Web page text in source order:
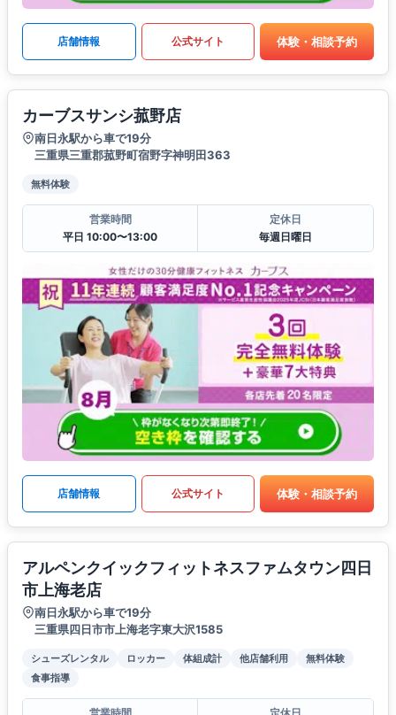
店舗情報 公式サイト 体験・相談予約
カーブスサンシ菰野店
南日永駅から車で19分
三重県三重郡菰野町宿野字神明田363
無料体験
営業時間
平日 10:00〜13:00
定休日
毎週日曜日
店舗情報 公式サイト 体験・相談予約
アルペンクイックフィットネスファムタウン四日
市上海老店
南日永駅から車で19分
三重県四日市市上海老字東大沢1585
シューズレンタル ロッカー 体組成計 他店舗利用
無料体験
食事指導